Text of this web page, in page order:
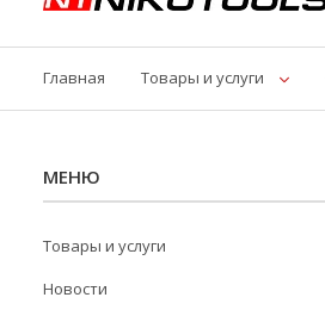
Главная Товары и услуги
Товары и услуги
Новости